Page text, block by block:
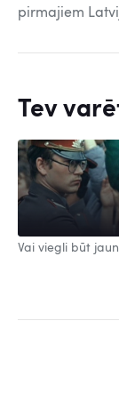
pirmajiem
Tev
Vai viegli būt